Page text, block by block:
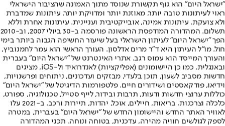
"ישראל היום" הוא גוף תקשורת שנוסד מתוך האמונה שהציבור הישראלי
ראוי לעיתונות טובה יותר, מאוזנת יותר ומדויקת יותר. עיתונות שמדברת
ולא צועקת. עיתונות אמינה, אובייקטיבית ועניינית. עיתונות אחרת וללא
תשלום. המהדורה המודפסת הראשונה פורסמה ב-30 ביולי 2007, וב-2010
הפך "ישראל היום" לעיתון הישראלי בעל שיעור החשיפה הגבוה ביותר בימי
חול. מו"ל העיתון היא ד"ר מרים אדלסון. העורך הראשי הוא עמר לחמנוביץ,
והעורך המייסד הוא עמוס רגב. אתרי האינטרנט של "ישראל היום" בעברית
ובאנגלית, כמו כן היישומונים (אפליקציות) לאנדרואיד ול-iOS, מציגים
חדשות מסביב לשעון, תוכן בלעדי, מבזקים ועדכונים, ניתוחים ופרשנויות,
וידיאו, פודקאסטים ושידורים חיים. פלטפורמות הדיגיטל של "ישראל היום"
כוללות ערוצי חדשות ודעות, תרבות ובידור, לייף סטייל, טכנולוגיה, ספורט,
כלכלה וצרכנות, בריאות, חיילים, אוכל, יהדות, תיירות ורכב. ב-2021 עלו
לאוויר האתר החדש והיישומון החדש של "ישראל היום" בעברית, במטרה
לספק לגולשים חוויה מהירה, עדכנית, בטוחה ונוחה. תכני המהדורה